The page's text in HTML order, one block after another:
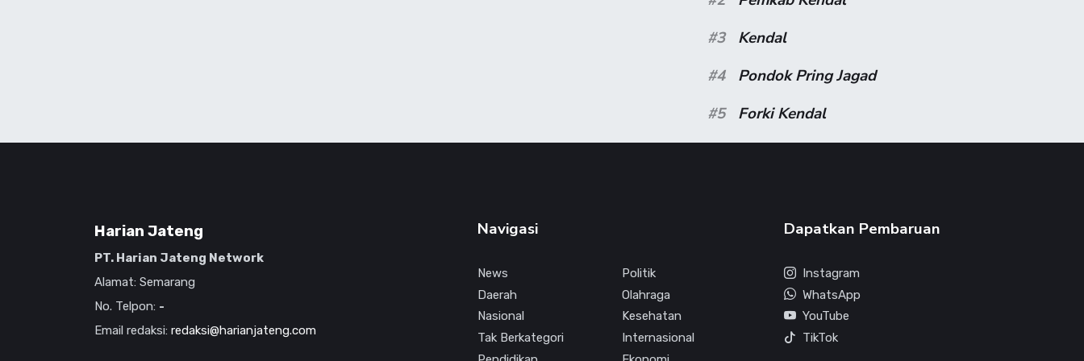
#3
Kendal
#4
Pondok Pring Jagad
#5
Forki Kendal
Harian Jateng
PT. Harian Jateng Network
Alamat: Semarang
No. Telpon: -
Email redaksi: redaksi@harianjateng.com
Navigasi
News
Daerah
Nasional
Tak Berkategori
Politik
Olahraga
Kesehatan
Internasional
Dapatkan Pembaruan
Instagram
WhatsApp
YouTube
TikTok